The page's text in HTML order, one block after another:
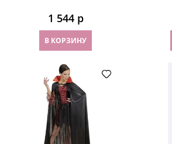
1 544 р
В КОРЗИНУ